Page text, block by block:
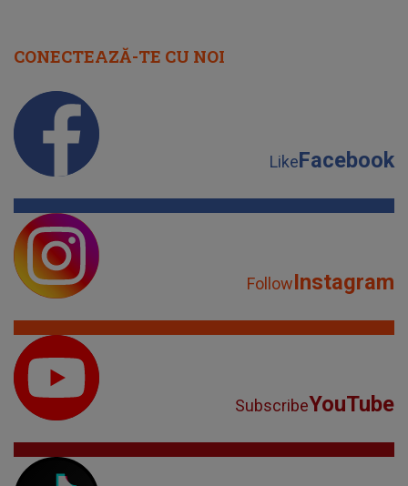
CONECTEAZĂ-TE CU NOI
LikeFacebook
FollowInstagram
SubscribeYouTube